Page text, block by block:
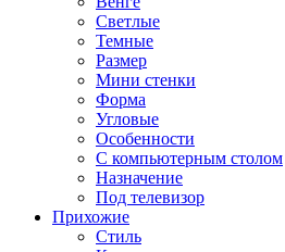
Светлые
Темные
Размер
Мини стенки
Форма
Угловые
Особенности
С компьютерным столом
Назначение
Под телевизор
Прихожие
Стиль